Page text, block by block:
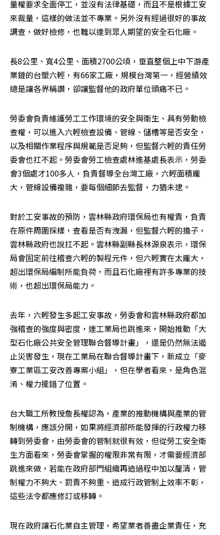
量權要求全面停工，並沒有法律基礎，而且不是根據工安
來裁量，這樣的做法並不專業。另外沒有經過很好的事故
調查，做好檢修，也難以達到眾人期望的安全石化廠。
長8公里、寬4公里、面積2700公頃，垂直整個上中下游產
業鏈的台塑六輕，有66家工廠，規模台灣第一，經營績效
總是讓各界稱讚，卻讓監督他的政府單位頭痛不已。
勞委會負責維護勞工工作環境的安全與衛生、具有勞動檢
查權，可以進入六輕檢查設備、管線、儲槽等是否安全，
以及相關作業程序與規範是否足夠，但監督六輕的責任勞
委會也扛不起。勞委會勞工檢查處林進基處長表示，勞委
會3個處才100多人，負責督導全台灣工廠，六輕面積龐
大，管線設備複雜，要每個細節去監督，力猶未逮。
對於工安事故的預防，雲林縣政府環保局也有權責，負責
在原件周圍採樣，查看是否有洩漏，但監督六輕的擔子，
雲林縣政府也說扛不起。雲林縣副縣長林源泉表示，環保
局會固定前往稽查六輕的製程元件，但六輕實在太龐大，
超出環保局編制所能負荷，而且石化廠裡有許多專業的技
術，也超出環保局能力。
去年，六輕發生多起工安事故，勞委會和雲林縣政府都加
強稽查的強度與密度，連工業局也跳進來，開始推動「大
型石化廠公共安全管理聯合督導計畫」，還是仍然無法遏
止災害發生，現在工業局在聯合督導計畫下，新成立「麥
寮工業區工安改善專案小組」，但在學者看來，是角色混
淆、權力擺錯了位置。
台大職工所教授詹長權認為，產業的推動機構與產業的管
制機構，應該分開，如果將經濟部所能發揮的行政權力移
轉到勞委會，由勞委會的管制就很有效，但從勞工安全衛
生方面看來，勞委會掌握的權限非常有限，才需要經濟部
跳進來做，若能在政府部門組織再造過程中加以釐清，管
制權力不夠大、罰責不夠重、造成行政管制上效率不彰，
這些法令都應修訂或移轉。
現在政府讓石化業自主管理，希望業者善盡企業責任，充